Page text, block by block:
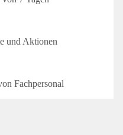
und Aktionen
Fachpersonal